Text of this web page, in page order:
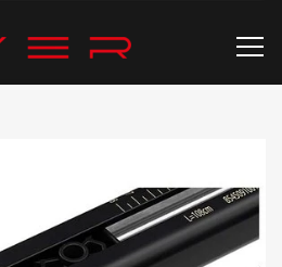
Biludstyr